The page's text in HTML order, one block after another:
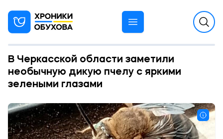
В Черкасской области заметили
необычную дикую пчелу с яркими
зелеными глазами